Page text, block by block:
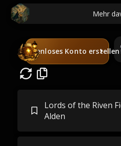
Mehr
Kostenloses Konto erstellen
Lords of the Riven
Alden